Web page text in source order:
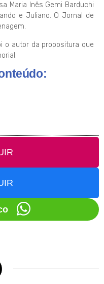
Maria Inês Gemi Barduchi
e Juliano. O Jornal de
o autor da propositura que